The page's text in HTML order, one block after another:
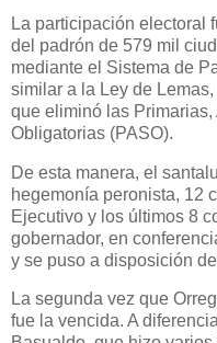
La participación electoral
del padrón de 579 mil
mediante el Sistema de
similar a la Ley de
que eliminó las
Obligatorias (PASO).
De esta manera, el
hegemonía peronista, 12
Ejecutivo y los últimos 8
gobernador, en
y se puso a disposición
La segunda vez que
fue la vencida. A